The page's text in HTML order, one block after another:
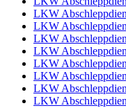
LKW
LKW
LKW
LKW
LKW
LKW
LKW
LKW